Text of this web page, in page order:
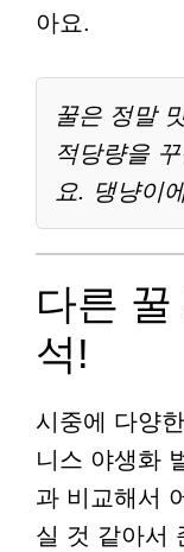
아요.
꿀은 정말
적당량을
요. 댕냥이
다른
석!
시중에 다양
니스 야생화
과 비교해서
실 것 같아서